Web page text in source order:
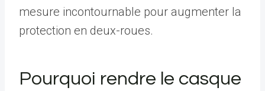
mesure incontournable pour augmenter la
protection en deux-roues.
Pourquoi rendre le casque